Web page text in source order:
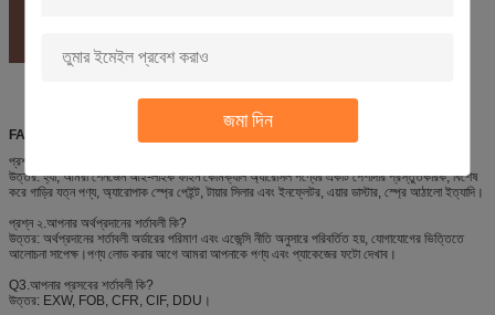
জমা দিন
FAQ
প্রশ্ন ১.আপনি প্রস্তুতকারক?
উত্তর: হ্যাঁ, আমরা শেনজেন আই-লাইক ফাইন কেমিক্যাল অ্যারোসল পণ্যের একটি পেশাদার প্রস্তুতকারক, বিশেষ
করে গাড়ির যত্ন পণ্য, অ্যারোপাক স্প্রে পেইন্ট, টায়ার সিলার এবং ইনফ্লেটর, এয়ার ডাস্টার, স্প্রে আঠালো ইত্যাদি।
প্রশ্ন ২.আপনার অর্থপ্রদানের শর্তাবলী কি?
উত্তর: অর্থপ্রদানের শর্তাবলী অর্ডারের পরিমাণ এবং এজেন্সি নীতি অনুসারে পরিবর্তিত হয়, যোগাযোগের ভিত্তিতে
আলোচনা সাপেক্ষ।পণ্য লোড করার আগে আমরা আপনাকে পণ্য এবং প্যাকেজের ফটো দেখাব।
Q3.আপনার প্রসবের শর্তাবলী কি?
উত্তর: EXW, FOB, CFR, CIF, DDU।